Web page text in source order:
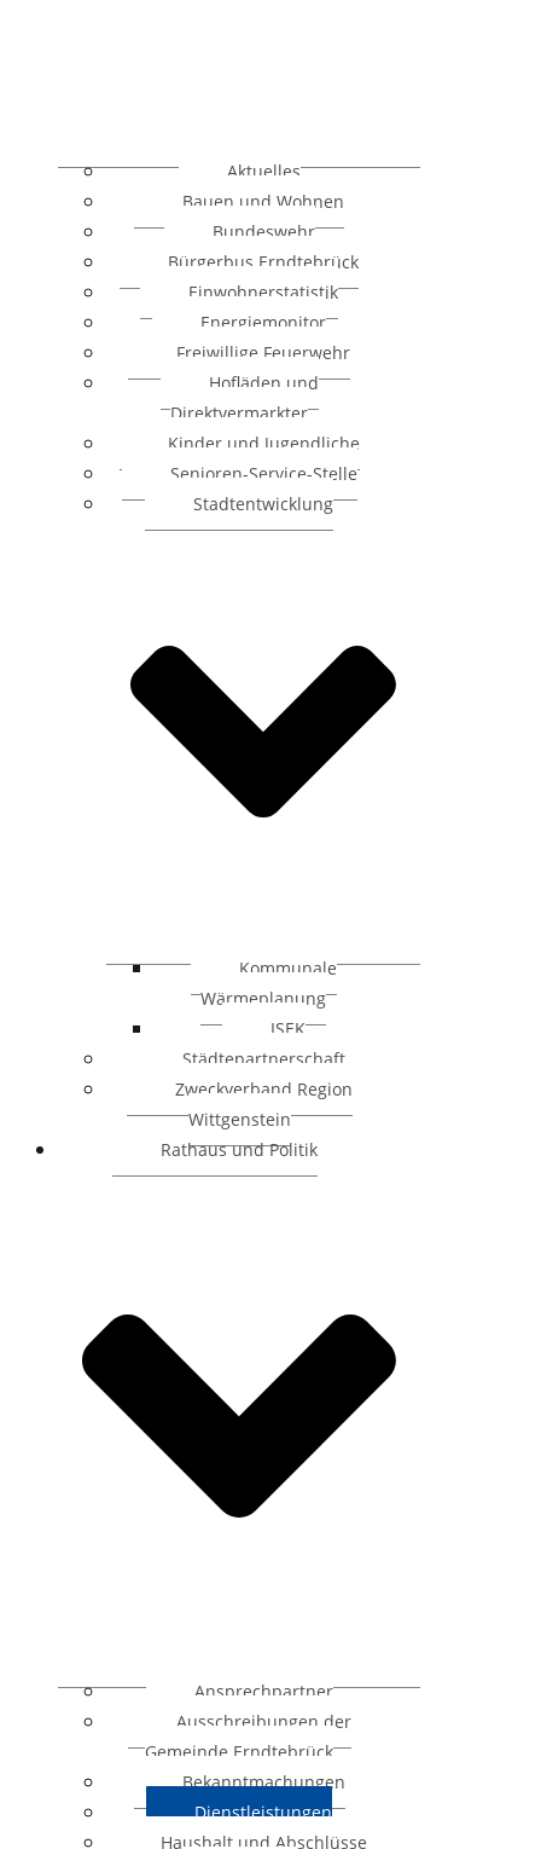
Aktuelles
Bauen und Wohnen
Bundeswehr
Bürgerbus Erndtebrück
Einwohnerstatistik
Energiemonitor
Freiwillige Feuerwehr
Hofläden und
Direktvermarkter
Kinder und Jugendliche
Senioren-Service-Stelle
Stadtentwicklung
Kommunale
Wärmeplanung
ISEK
Städtepartnerschaft
Zweckverband Region
Wittgenstein
Rathaus und Politik
Ansprechpartner
Ausschreibungen der
Gemeinde Erndtebrück
Bekanntmachungen
Dienstleistungen
Haushalt und Abschlüsse